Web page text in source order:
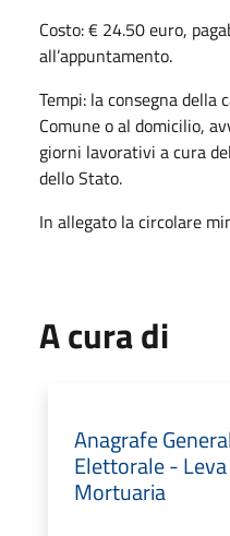
Costo: € 24.50 euro,
all’appuntamento.
Tempi: la consegna
Comune o al domicilio,
giorni lavorativi a cura
dello Stato.
In allegato la circolare
A cura di
Anagrafe
Elettorale -
Mortuaria